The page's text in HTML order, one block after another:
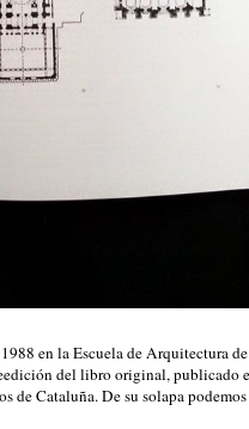
en la Escuela de Arquitectura
del libro original, publicado
Cataluña. De su solapa